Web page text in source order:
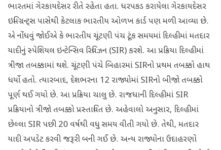
ભારતમાં ગેરકાયદેસર રીતે રહેતા હતા. ધરપકડ કરાયેલા ગેરકાયદેસર
ઇમિગ્રન્ટ્સ પાસેથી કેટલાક ભારતીય ઓળખ કાર્ડ પણ મળી આવ્યા છે.
એ નોંધવું જોઈએ કે ભારતીય ચૂંટણી પંચ ટૂંક સમયમાં દિલ્હીમાં મતદાર
યાદીનું સ્પેશિયલ ઇન્ટેન્સિવ રિવિઝન (SIR) કરશે. આ પ્રક્રિયા દિલ્હીમાં
ત્રીજા તબક્કામાં થશે. ચૂંટણી પંચે બિહારમાં SIRનો પ્રથમ તબક્કો હાથ
ધર્યો હતો. ત્યારબાદ, દેશભરના 12 રાજ્યોમાં SIRનો બીજો તબક્કો
પૂર્ણ થઈ ગયો છે. આ પ્રક્રિયા ચાલુ છે. રાજધાની દિલ્હીમાં SIR
પ્રક્રિયાનો ત્રીજો તબક્કો પ્રસ્તાવિત છે. અહેવાલો અનુસાર, દિલ્હીમાં
છેલ્લા SIR પછી 20 વર્ષથી વધુ સમય વીતી ગયો છે. તેથી, મતદાર
યાદી અપડેટ કરવી જરૂરી બની ગઈ છે. અન્ય રાજ્યોના ઉદાહરણો